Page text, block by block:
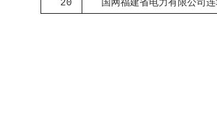
20 国网福建省电力有限公司